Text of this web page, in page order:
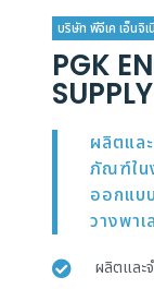
บริษัท พีจีเค เอ็นจิ
PGK
ผลิตแล
ภัณฑ์ใน
ออกแบ
วางพา
ผลิตและ